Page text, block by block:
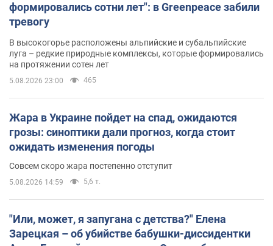
формировались сотни лет": в Greenpeace забили
тревогу
В высокогорье расположены альпийские и субальпийские
луга – редкие природные комплексы, которые формировались
на протяжении сотен лет
5.08.2026 23:00 465
Жара в Украине пойдет на спад, ожидаются
грозы: синоптики дали прогноз, когда стоит
ожидать изменения погоды
Совсем скоро жара постепенно отступит
5.08.2026 14:59 5,6 т.
"Или, может, я запугана с детства?" Елена
Зарецкая – об убийстве бабушки-диссидентки